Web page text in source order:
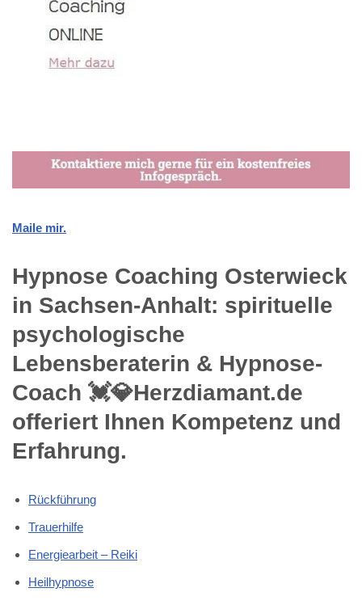
Maile mir.
Hypnose Coaching Osterwieck
in Sachsen-Anhalt: spirituelle
psychologische
Lebensberaterin & Hypnose-
Coach 💓️💎Herzdiamant.de
offeriert Ihnen Kompetenz und
Erfahrung.
Rückführung
Trauerhilfe
Energiearbeit – Reiki
Heilhypnose